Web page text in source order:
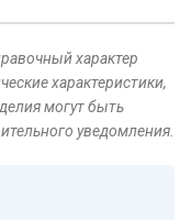
характер
характеристики,
могут быть
уведомления.